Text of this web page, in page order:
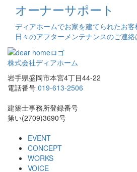
オーナーサポート
ディアホームでお家を建てられたお客
日々のアフターメンテナンスのご連絡
株式会社ディアホーム
岩手県盛岡市本宮4丁目44-22
電話番号 019-613-2506
建築士事務所登録番号
第い(2709)3690号
EVENT
CONCEPT
WORKS
VOICE